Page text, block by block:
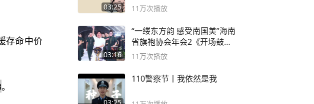
存命中价
。
03:25 11万次播放
03:16
“一缕东方韵 感受南国美”海南
省旗袍协会年会2《开场鼓》
二团
11万次播放
110警察节丨我依然是我